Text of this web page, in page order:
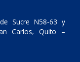
Sucre N58-63 y
Carlos, Quito –